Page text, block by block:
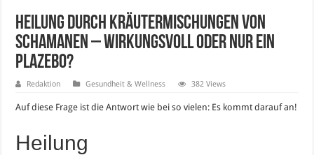
Heilung durch Kräutermischungen von
Schamanen – Wirkungsvoll oder nur ein
Plazebo?
Redaktion Gesundheit & Wellness 382 Views
Auf diese Frage ist die Antwort wie bei so vielen: Es kommt darauf an!
Heilung